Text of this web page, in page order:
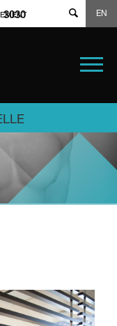
3030 EN